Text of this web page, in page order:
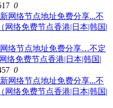
0
网络节点地址免费分享…不定
络免费节点香港|日本|韩国|
0